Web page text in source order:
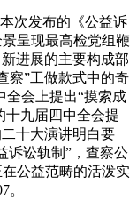
次发布的《公益诉
呈现最高检党组鞭
进展的主要构成部
察”工做款式中的奇
全会上提出“摸索成
十九届四中全会提
十大演讲明白要
诉讼轨制”，查察公
公益范畴的活泼实
。